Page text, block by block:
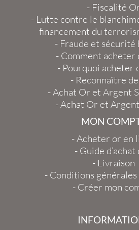
- Fiscalité
- Lutte contre le
financement du
- Fraude et sécurité
- Comment acheter
- Pourquoi acheter
- Reconnaître
-Achat Or et Argent
-Achat Or et
MON
-Acheter or en
- Guide d’achat
- Livraison
- Conditions générales
- Créer mon